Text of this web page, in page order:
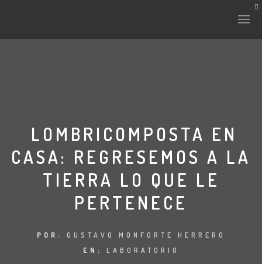
INTERVENCIONES
LABORATORIO
PLANTAE Y FAUNA
LAND-ESCAPE
LOMBRICOMPOSTA EN
CASA: REGRESEMOS A LA
TIERRA LO QUE LE
PERTENECE
POR: GUSTAVO MONFORTE HERRERO
EN: LABORATORIO